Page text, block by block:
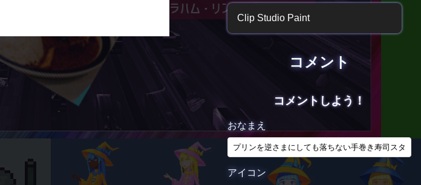
エイブラハム・リンカーン
Clip Studio Paint
コメント
コメントしよう！
おなまえ
アイコン